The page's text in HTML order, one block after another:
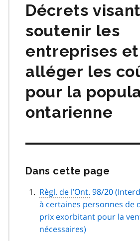
Décrets
soutenir les
entreprises
alléger les
pour la
ontarienne
Dans cette page
page
Règl. de l’Ont. 98/20
à certaines personnes de
prix exorbitant pour la
nécessaires)